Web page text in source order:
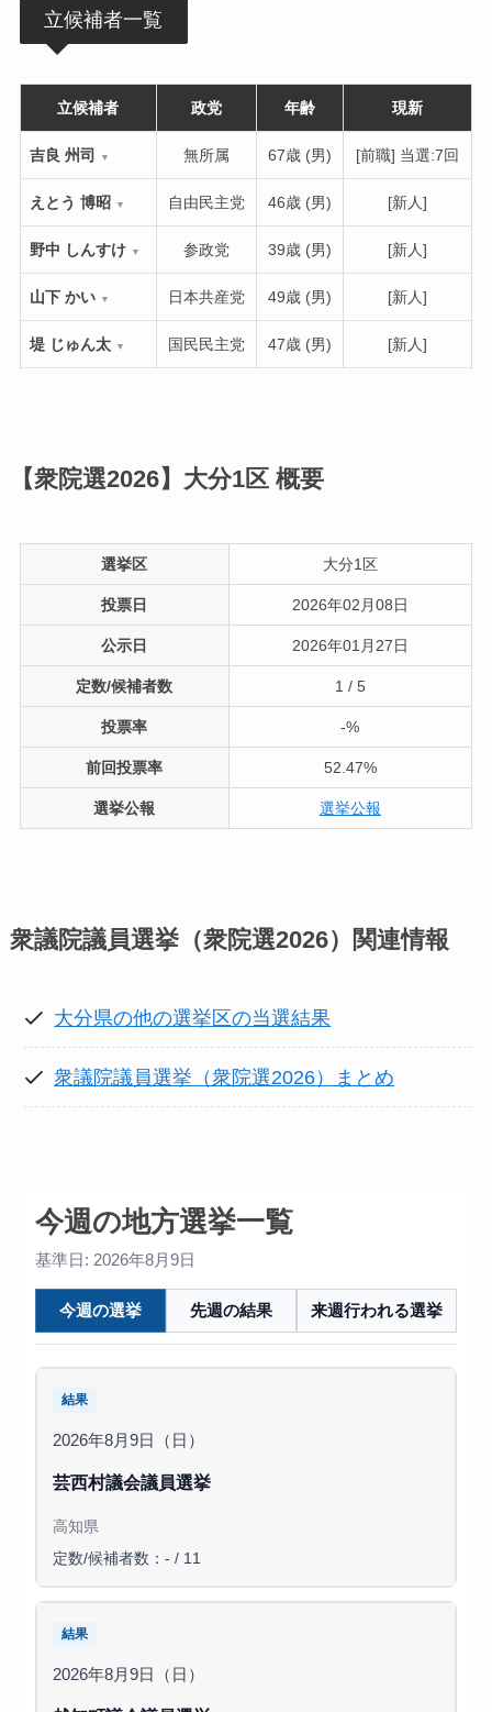
立候補者一覧
立候補者 政党 年齢 現新
吉良 州司 ▼ 無所属 67歳 (男) [前職] 当選:7回
えとう 博昭 ▼ 自由民主党 46歳 (男) [新人]
野中 しんすけ ▼ 参政党 39歳 (男) [新人]
山下 かい ▼ 日本共産党 49歳 (男) [新人]
堤 じゅん太 ▼ 国民民主党 47歳 (男) [新人]
【衆院選2026】大分1区 概要
選挙区 大分1区
投票日 2026年02月08日
公示日 2026年01月27日
定数/候補者数 1 / 5
投票率 -%
前回投票率 52.47%
選挙公報 選挙公報
衆議院議員選挙（衆院選2026） 関連情報
大分県の他の選挙区の当選結果
衆議院議員選挙（衆院選2026）まとめ
今週の地方選挙一覧
基準日: 2026年8月9日
今週の選挙 先週の結果 来週行われる選挙
結果
2026年8月9日（日）
芸西村議会議員選挙
高知県
定数/候補者数：- / 11
結果
2026年8月9日（日）